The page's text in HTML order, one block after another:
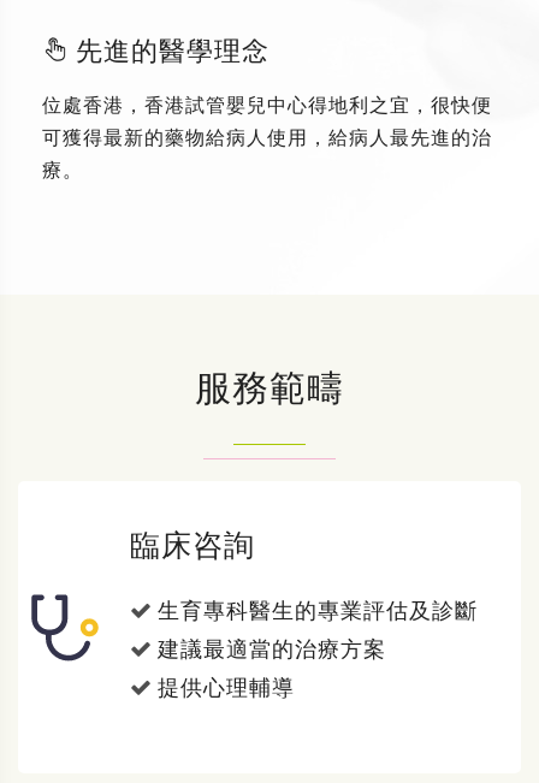
先進的醫學理念
位處香港，香港試管嬰兒中心得地利之宜，很快便
可獲得最新的藥物給病人使用，給病人最先進的治
療。
服務範疇
臨床咨詢
生育專科醫生的專業評估及診斷
建議最適當的治療方案
提供心理輔導